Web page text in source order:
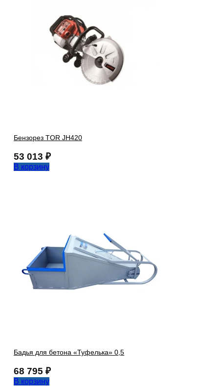
Бензорез TOR JH420
53 013 ₽
В корзину
Бадья для бетона «Туфелька» 0,5
68 795 ₽
В корзину